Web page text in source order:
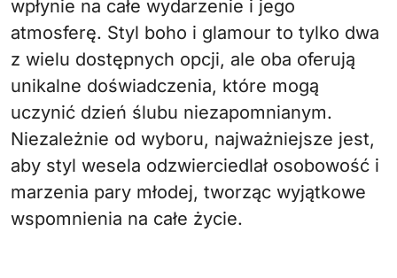
wpłynie na całe wydarzenie i jego
atmosferę. Styl boho i glamour to tylko dwa
z wielu dostępnych opcji, ale oba oferują
unikalne doświadczenia, które mogą
uczynić dzień ślubu niezapomnianym.
Niezależnie od wyboru, najważniejsze jest,
aby styl wesela odzwierciedlał osobowość i
marzenia pary młodej, tworząc wyjątkowe
wspomnienia na całe życie.